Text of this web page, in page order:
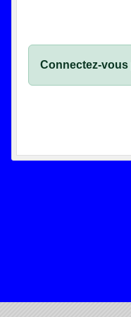
Connectez-vous